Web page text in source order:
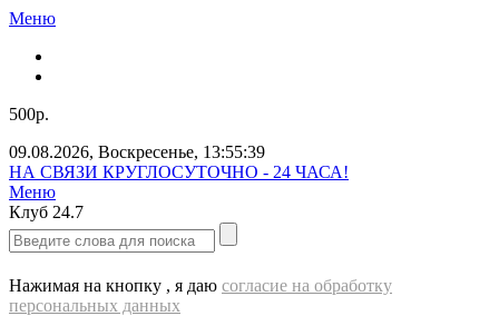
Меню
500р.
09.08.2026, Воскресенье, 13:55:41
Звоните нам прямо сейчас!
Меню
Клуб 24.7
Нажимая на кнопку , я даю согласие на обработку
персональных данных